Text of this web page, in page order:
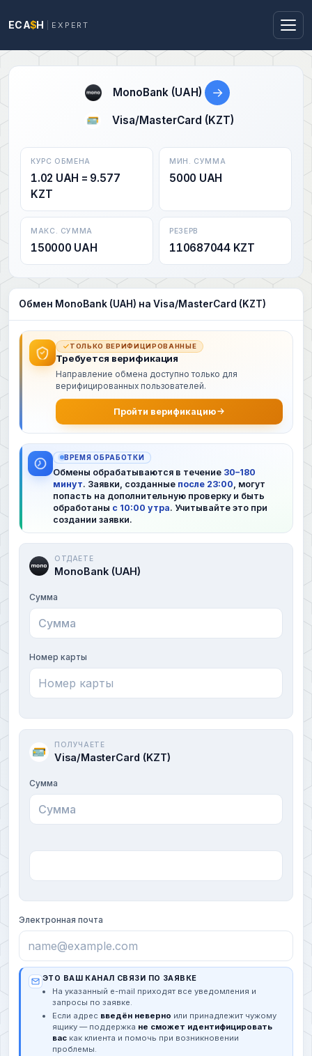
ECA$H EXPERT
MonoBank (UAH) →
Visa/MasterCard (KZT)
КУРС ОБМЕНА
1.02 UAH = 9.577
KZT
МИН. СУММА
5000 UAH
МАКС. СУММА
150000 UAH
РЕЗЕРВ
110687044 KZT
Обмен MonoBank (UAH) на Visa/MasterCard (KZT)
ТОЛЬКО ВЕРИФИЦИРОВАННЫЕ
Требуется верификация
Направление обмена доступно только для
верифицированных пользователей.
Пройти верификацию
ВРЕМЯ ОБРАБОТКИ
Обмены обрабатываются в течение 30–180
минут. Заявки, созданные после 23:00 , могут
попасть на дополнительную проверку и быть
обработаны с 10:00 утра. Учитывайте это при
создании заявки.
ОТДАЕТЕ
MonoBank (UAH)
Сумма
Номер карты
ПОЛУЧАЕТЕ
Visa/MasterCard (KZT)
Сумма
Электронная почта
ЭТО ВАШ КАНАЛ СВЯЗИ ПО ЗАЯВКЕ
На указанный e-mail приходят все уведомления и
запросы по заявке.
Если адрес введён неверно или принадлежит чужому
ящику — поддержка не сможет идентифицировать
вас как клиента и помочь при возникновении
проблемы.